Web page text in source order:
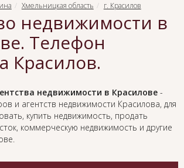
Хмельницкая область г. Красилов
недвижимости в
Телефон
Красилов.
недвижимости в Красилове -
и агентств недвижимости Красилова, для
купить недвижимость, продать
коммерческую недвижимость и другие